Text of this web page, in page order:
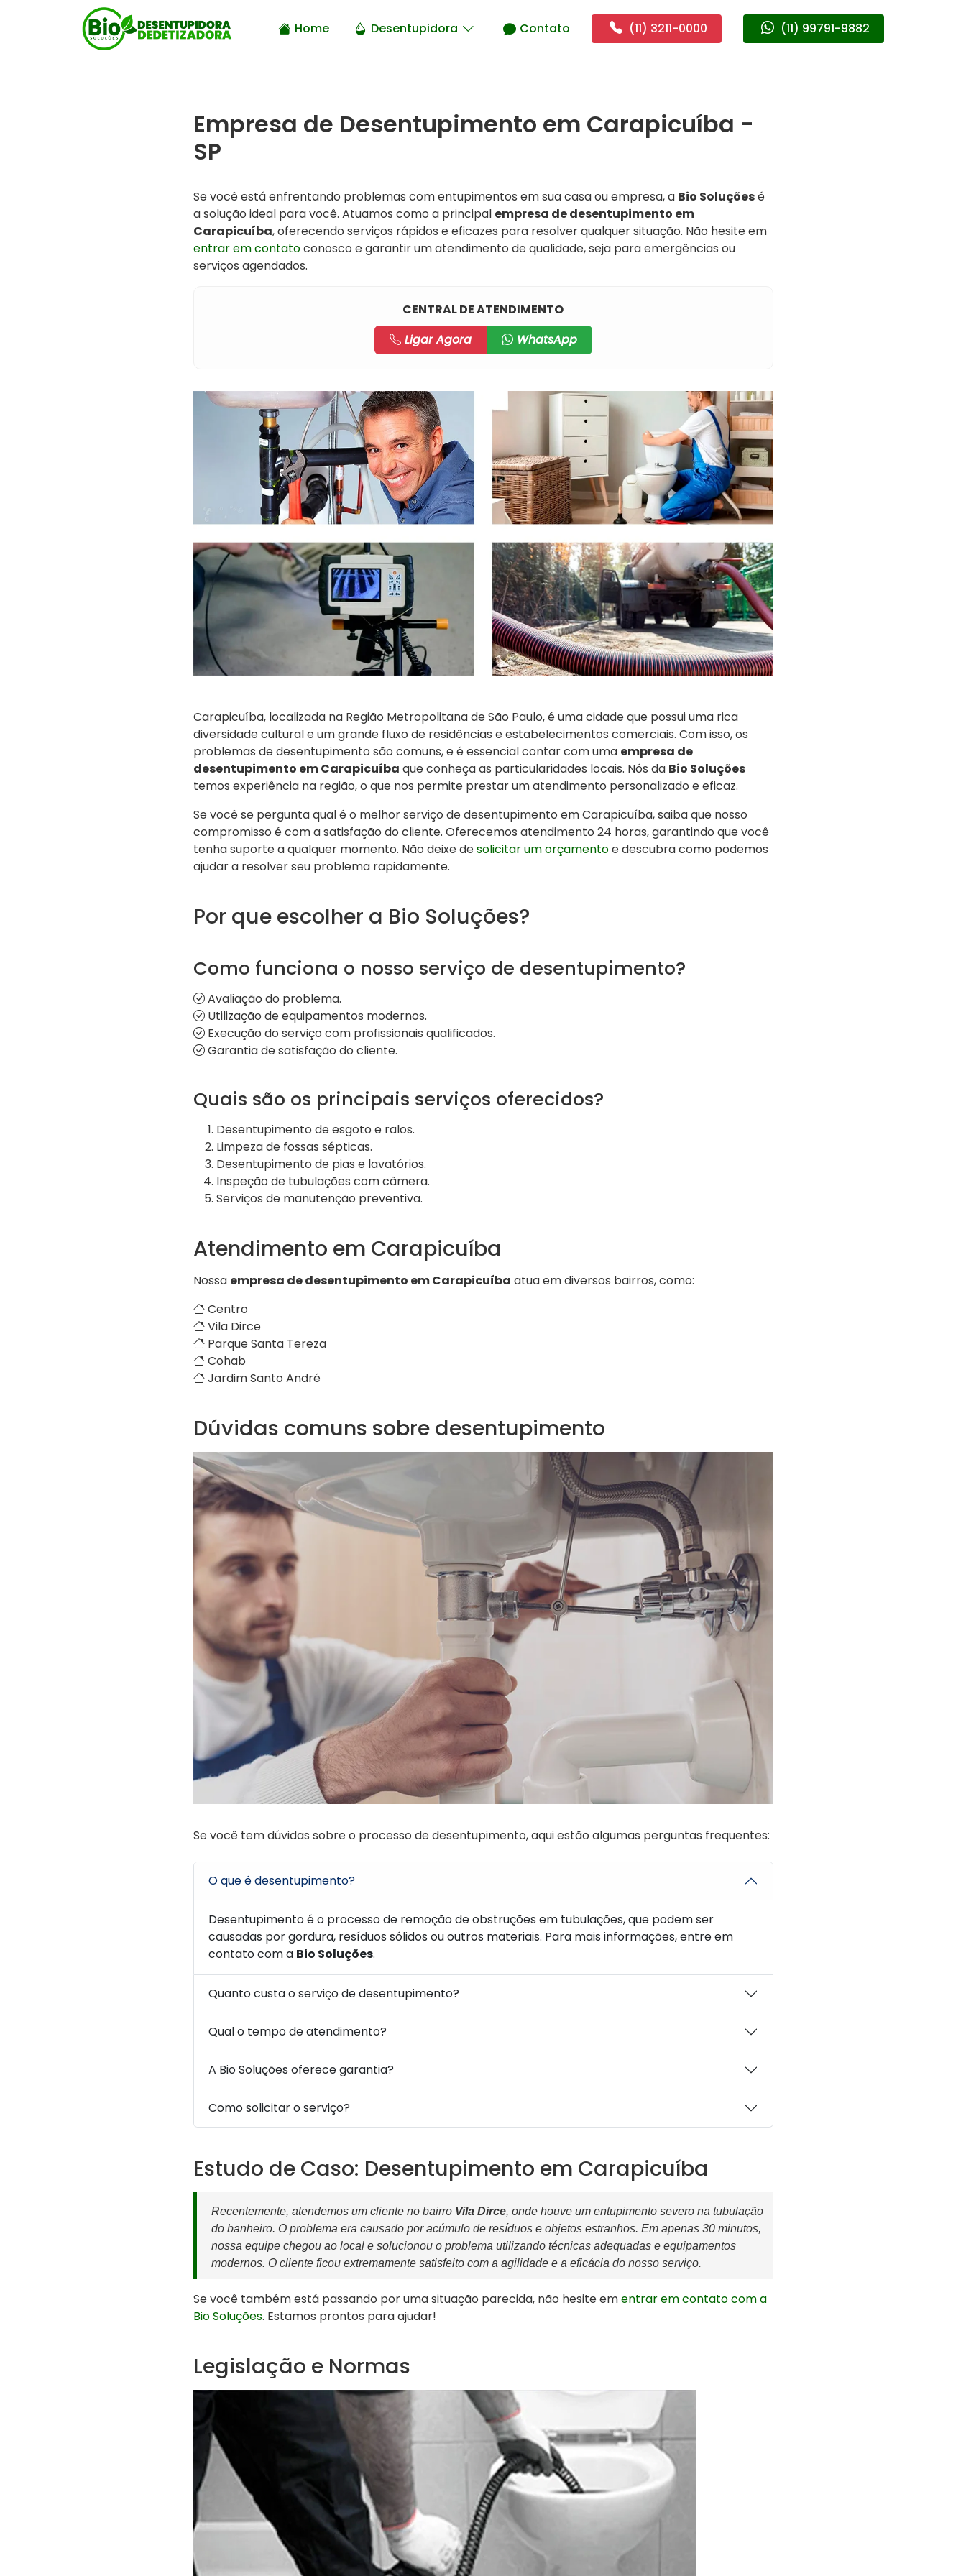
Home Desentupidora Contato (11) 3211-0000 (11) 99791-9882
Empresa de Desentupimento em Carapicuíba -
SP
Se você está enfrentando problemas com entupimentos em sua casa ou empresa, a Bio Soluçõesé
a solução ideal para você. Atuamos como a principal empresa de desentupimento em
Carapicuíba, oferecendo serviços rápidos e eficazes para resolver qualquer situação. Não hesite em
entrar em contatoconosco e garantir um atendimento de qualidade, seja para emergências ou
serviços agendados.
CENTRAL DE ATENDIMENTO
Ligar Agora
WhatsApp
Carapicuíba, localizada na Região Metropolitana de São Paulo, é uma cidade que possui uma rica
diversidade cultural e um grande fluxo de residências e estabelecimentos comerciais. Com isso, os
problemas de desentupimento são comuns, e é essencial contar com uma empresa de
desentupimento em Carapicuíba que conheça as particularidades locais. Nós da Bio Soluções
temos experiência na região, o que nos permite prestar um atendimento personalizado e eficaz.
Se você se pergunta qual é o melhor serviço de desentupimento em Carapicuíba, saiba que nosso
compromisso é com a satisfação do cliente. Oferecemos atendimento 24 horas, garantindo que você
tenha suporte a qualquer momento. Não deixe desolicitar um orçamentoe descubra como podemos
ajudar a resolver seu problema rapidamente.
Por que escolher a Bio Soluções?
Como funciona o nosso serviço de desentupimento?
Avaliação do problema.
Utilização de equipamentos modernos.
Execução do serviço com profissionais qualificados.
Garantia de satisfação do cliente.
Quais são os principais serviços oferecidos?
Desentupimento de esgoto e ralos.
Limpeza de fossas sépticas.
Desentupimento de pias e lavatórios.
Inspeção de tubulações com câmera.
Serviços de manutenção preventiva.
Atendimento em Carapicuíba
Nossa empresa de desentupimento em Carapicuíba atua em diversos bairros, como:
Centro
Vila Dirce
Parque Santa Tereza
Cohab
Jardim Santo André
Dúvidas comuns sobre desentupimento
Se você tem dúvidas sobre o processo de desentupimento, aqui estão algumas perguntas frequentes:
O que é desentupimento?
Desentupimento é o processo de remoção de obstruções em tubulações, que podem ser
causadas por gordura, resíduos sólidos ou outros materiais. Para mais informações, entre em
contato com a Bio Soluções.
Quanto custa o serviço de desentupimento?
Qual o tempo de atendimento?
A Bio Soluções oferece garantia?
Como solicitar o serviço?
Estudo de Caso: Desentupimento em Carapicuíba
Recentemente, atendemos um cliente no bairro Vila Dirce, onde houve um entupimento severo na tubulação
do banheiro. O problema era causado por acúmulo de resíduos e objetos estranhos. Em apenas 30 minutos,
nossa equipe chegou ao local e solucionou o problema utilizando técnicas adequadas e equipamentos
modernos. O cliente ficou extremamente satisfeito com a agilidade e a eficácia do nosso serviço.
Se você também está passando por uma situação parecida, não hesite ementrar em contato com a
Bio Soluções. Estamos prontos para ajudar!
Legislação e Normas